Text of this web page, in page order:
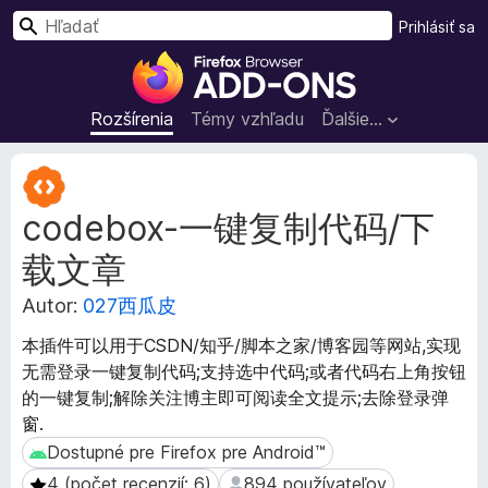
D
o
p
l
y
p
r
e
h
i
a
Rozšírenia Témy vzhľadu Ďalšie…
Prihlásiť sa
H
codebox-一键复制代码/下
载文章
Autor: 027西瓜皮
本插件可以用于CSDN/知乎/脚本之家/博客园等网站,实现
无需登录一键复制代码;支持选中代码;或者代码右上角按钮
的一键复制;解除关注博主即可阅读全文提示;去除登录弹
窗.
Dostupné pre Firefox pre Android™
Dostupné pre Firefox pre Android™
4 (počet recenzií: 6) 894 používateľov
M
e
t
a
d
á
t
a
r
o
z
š
í
r